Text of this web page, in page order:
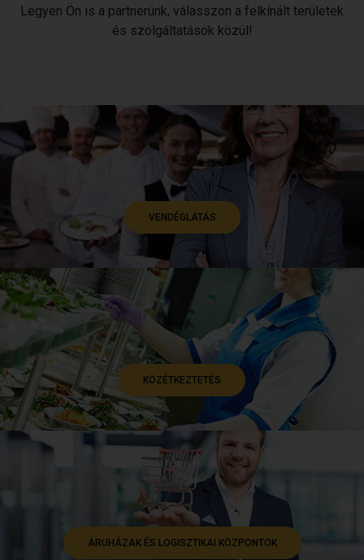
Legyen Ön is a partnerünk, válasszon a felkínált területek
és szolgáltatások közül!
VENDÉGLÁTÁS
KÖZÉTKEZTETÉS
ÁRUHÁZAK ÉS LOGISZTIKAI KÖZPONTOK